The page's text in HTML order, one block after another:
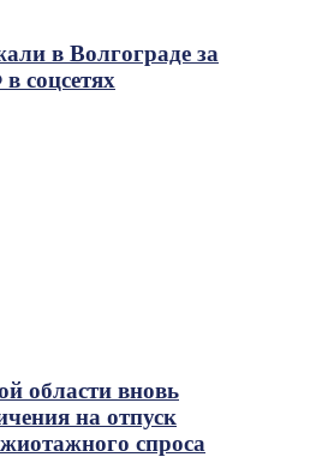
в Волгограде за
соцсетях
области вновь
на отпуск
спроса